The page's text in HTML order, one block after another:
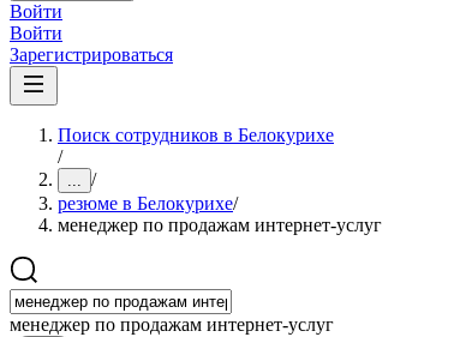
Войти
Войти
Зарегистрироваться
Поиск сотрудников в Белокурихе
/
... /
резюме в Белокурихе/
менеджер по продажам интернет-услуг
менеджер по продажам интернет-услуг